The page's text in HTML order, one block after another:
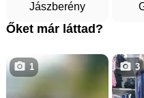
Jászberény
Őket már láttad?
1 3